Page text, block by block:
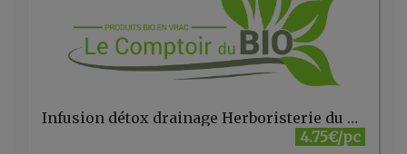
Infusion détox drainage Herboristerie du Velay 20 sachets
4.75€/pc